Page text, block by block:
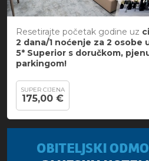
Resetirajte početak godine uz
2 dana/1 noćenje za 2 osobe
5* Superior s doručkom,
parkingom!
SUPER CIJENA
175,00 €